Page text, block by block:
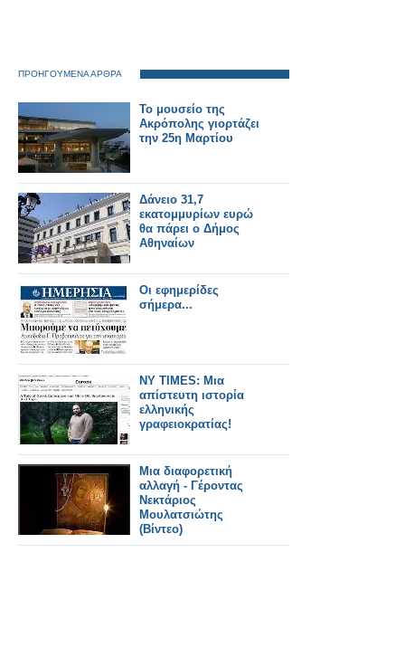
ΠΡΟΗΓΟΥΜΕΝΑ ΑΡΘΡΑ
Το μουσείο της
Ακρόπολης γιορτάζει
την 25η Μαρτίου
Δάνειο 31,7
εκατομμυρίων ευρώ
θα πάρει ο Δήμος
Αθηναίων
Οι εφημερίδες
σήμερα...
NY TIMES: Μια
απίστευτη ιστορία
ελληνικής
γραφειοκρατίας!
Μια διαφορετική
αλλαγή - Γέροντας
Νεκτάριος
Μουλατσιώτης
(Βίντεο)